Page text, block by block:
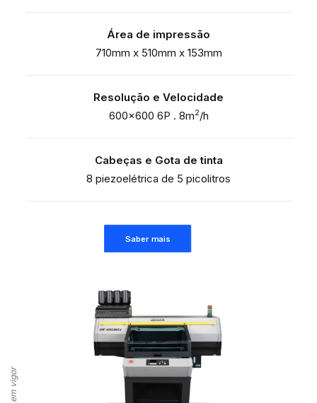
Área de impressão
710mm x 510mm x 153mm
Resolução e Velocidade
600×600 6P . 8m2/h
Cabeças e Gota de tinta
8 piezoelétrica de 5 picolitros
Saber mais